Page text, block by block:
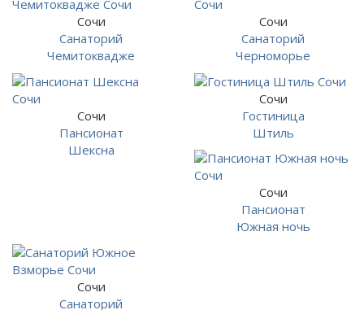
Сочи
Санаторий
Чемитоквадже
Сочи
Санаторий
Черноморье
Сочи
Пансионат
Шексна
Сочи
Гостиница
Штиль
Сочи
Пансионат
Южная ночь
Сочи
Санаторий